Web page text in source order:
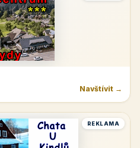
Navštívit →